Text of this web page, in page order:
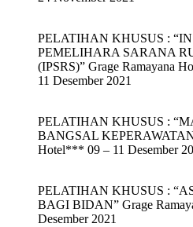
PELATIHAN KHUSUS :
PEMELIHARA SARANA
(IPSRS)” Grage Ramayana
11 Desember 2021
PELATIHAN KHUSUS :
BANGSAL
Hotel*** 09 – 11 Desember
PELATIHAN KHUSUS :
BAGI BIDAN” Grage
Desember 2021